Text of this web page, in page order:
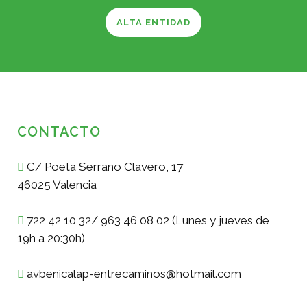
ALTA ENTIDAD
CONTACTO
C/ Poeta Serrano Clavero, 17
46025 Valencia
722 42 10 32/ 963 46 08 02 (Lunes y jueves de
19h a 20:30h)
avbenicalap-entrecaminos@hotmail.com